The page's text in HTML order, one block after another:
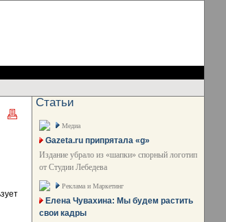
Статьи
Медиа
Gazeta.ru припрятала «g»
Издание убрало из «шапки» спорный логотип
от Студии Лебедева
Реклама и Маркетинг
Елена Чувахина: Мы будем растить
свои кадры